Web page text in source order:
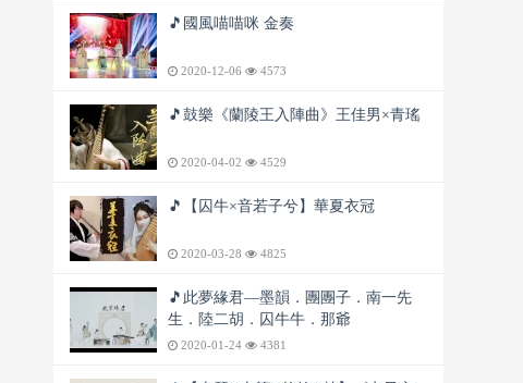
🎵國風喵喵咪 金奏
2020-12-06 4573
🎵鼓樂《蘭陵王入陣曲》王佳男×青瑤
2020-04-02 4529
🎵【囚牛×音若子兮】華夏衣冠
2020-03-28 4825
🎵此夢緣君—墨韻．團團子．南一先
生．陸二胡．囚牛牛．那爺
2020-01-24 4381